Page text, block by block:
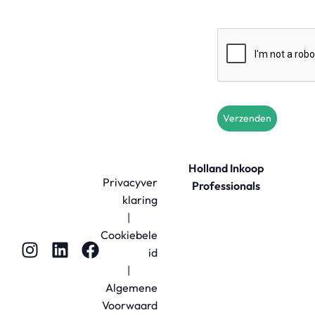
Verzenden
Holland Inkoop
Professionals
Privacyver
klaring
|
Cookiebele
id
|
Algemene
Voorwaard